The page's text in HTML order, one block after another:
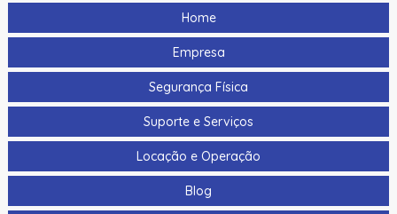
Home
Empresa
Segurança Física
Suporte e Serviços
Locação e Operação
Blog